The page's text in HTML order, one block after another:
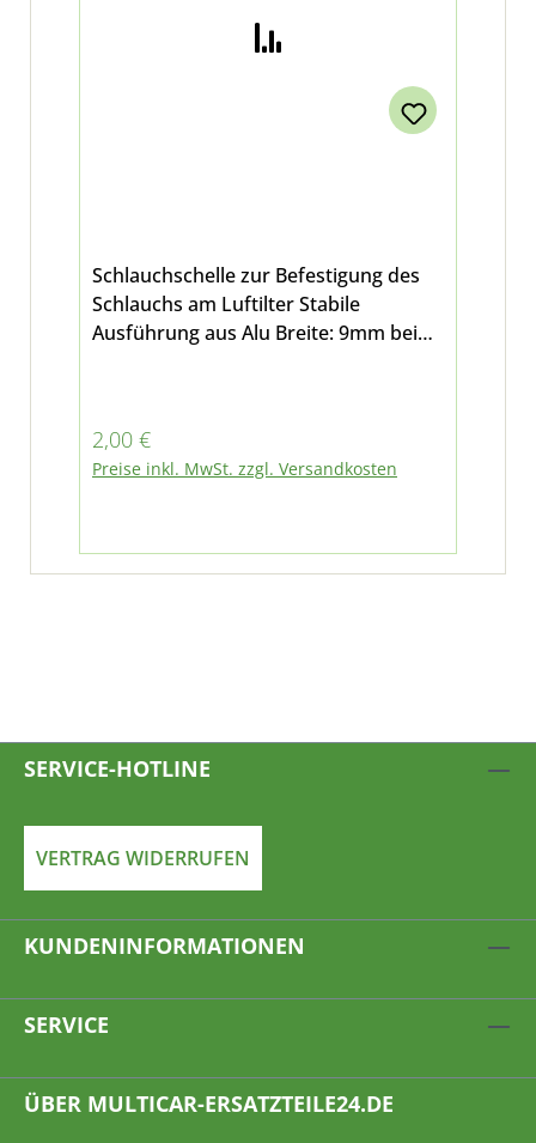
Schlauchschelle zur Befestigung des
Schlauchs am Luftilter Stabile
Ausführung aus Alu Breite: 9mm bei
Regulärer Preis:
2,00 €
Preise inkl. MwSt. zzgl. Versandkosten
SERVICE-HOTLINE
VERTRAG WIDERRUFEN
KUNDENINFORMATIONEN
SERVICE
ÜBER MULTICAR-ERSATZTEILE24.DE